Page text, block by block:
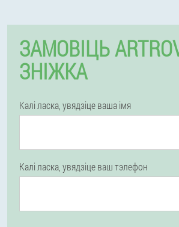
ЗАМОВІЦЬ
ЗНІЖКА
Калі ласка, увядзіце ваша імя
Калі ласка, увядзіце ваш тэлефон